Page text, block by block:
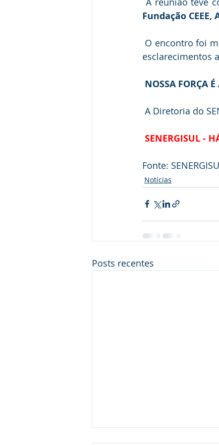
Fundação
esclarecimentos
NOSSA FORÇA
A Diretoria do
SENERGISUL -
Fonte:
Notícias
Posts recentes